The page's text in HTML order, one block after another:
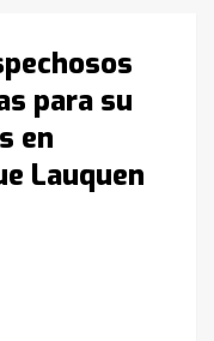
para su
en
Lauquen